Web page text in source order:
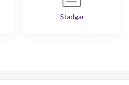
Stadgar